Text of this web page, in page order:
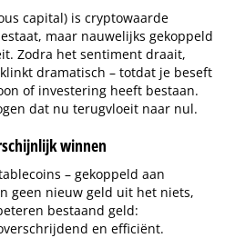
capital) is cryptowaarde
maar nauwelijks gekoppeld
Zodra het sentiment draait,
dramatisch – totdat je beseft
of investering heeft bestaan.
dat nu terugvloeit naar nul.
winnen
– gekoppeld aan
geen nieuw geld uit het niets,
bestaand geld:
en efficiënt.